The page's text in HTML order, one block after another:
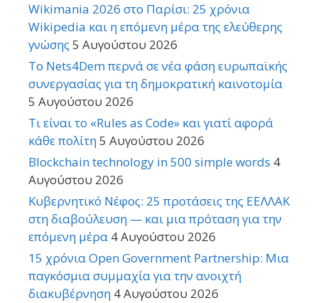
Wikimania 2026 στο Παρίσι: 25 χρόνια
Wikipedia και η επόμενη μέρα της ελεύθερης
γνώσης 5 Αυγούστου 2026
Το Nets4Dem περνά σε νέα φάση ευρωπαϊκής
συνεργασίας για τη δημοκρατική καινοτομία
5 Αυγούστου 2026
Τι είναι το «Rules as Code» και γιατί αφορά
κάθε πολίτη5 Αυγούστου 2026
Blockchain technology in 500 simple words 4
Αυγούστου 2026
Κυβερνητικό Νέφος: 25 προτάσεις της ΕΕΛΛΑΚ
στη διαβούλευση — και μια πρόταση για την
επόμενη μέρα 4 Αυγούστου 2026
15 χρόνια Open Government Partnership: Μια
παγκόσμια συμμαχία για την ανοιχτή
διακυβέρνηση 4 Αυγούστου 2026